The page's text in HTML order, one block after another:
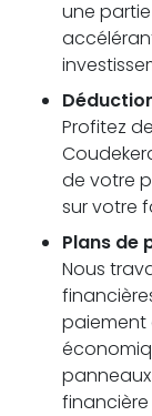
une
Profitez
de votre
sur votre
Plans de
Nous
paiement
financière